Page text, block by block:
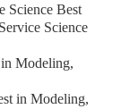
Best
Science
Modeling,
in Modeling,